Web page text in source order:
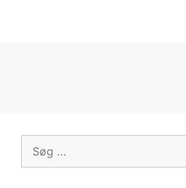
efter: